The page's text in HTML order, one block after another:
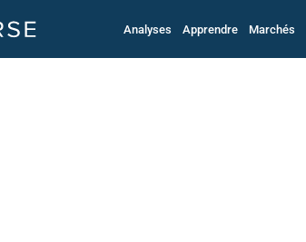
Analyses Apprendre Marchés